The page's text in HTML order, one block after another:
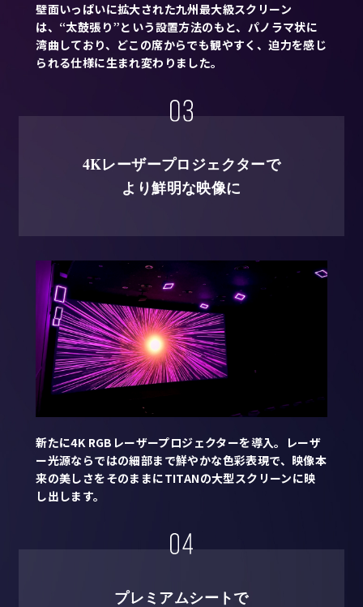
壁面いっぱいに拡大された九州最大級スクリーン
は、“太鼓張り”という設置方法のもと、パノラマ状に
湾曲しており、どこの席からでも観やすく、迫力を感じ
られる仕様に生まれ変わりました。
4Kレーザープロジェクターで
より鮮明な映像に
新たに4K RGBレーザープロジェクターを導入。レーザ
ー光源ならではの細部まで鮮やかな色彩表現で、映像本
来の美しさをそのままにTITANの大型スクリーンに映
し出します。
プレミアムシートで